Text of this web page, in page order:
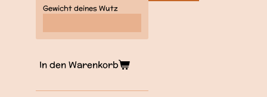
Gewicht deines Wutz
In den Warenkorb